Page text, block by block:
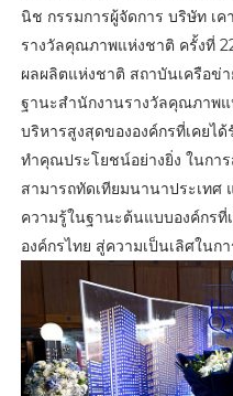
นิช กรรมการผู้จัดการ บริษัท เ
รางวัลคุณภาพแห่งชาติ ครั้งที่
ผลผลิตแห่งชาติ สถาบันเครือข่
ฐานะสำนักงานรางวัลคุณภาพแ
บริหารสูงสุดขององค์กรที่เคยไ
ทำคุณประโยชน์อย่างยิ่ง ในกา
สามารถทัดเทียมนานาประเทศ
ความรู้ในฐานะต้นแบบองค์กร
องค์กรไทย สู่ความเป็นเลิศในก